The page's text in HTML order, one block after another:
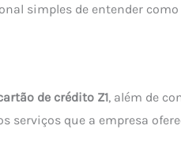
simples de entender
de crédito Z1, além de
serviços que a empresa